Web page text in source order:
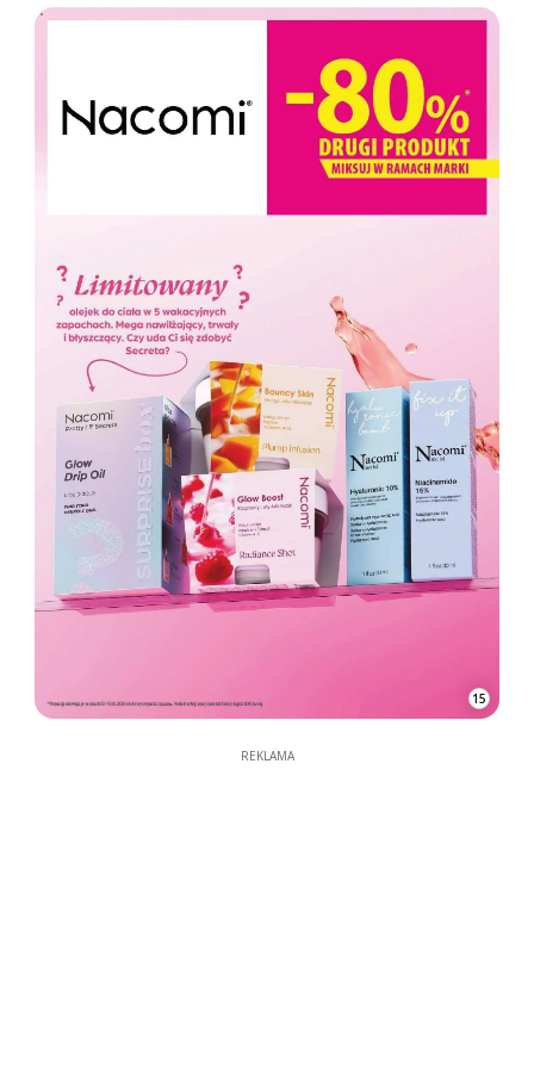
15
REKLAMA